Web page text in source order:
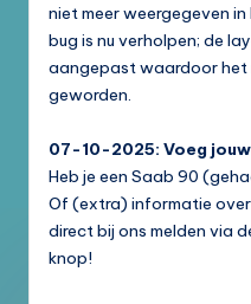
niet meer weergegeven
bug is nu verholpen; de
aangepast waardoor het
geworden.
07-10-2025: Voeg
Heb je een Saab 90
Of (extra) informatie over
direct bij ons melden via
knop!